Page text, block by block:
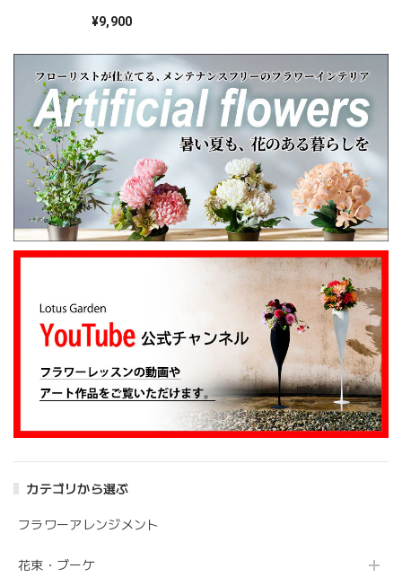
カテゴリから選ぶ
フラワーアレンジメント
花束・ブーケ
よりです。 温かいお言葉を励みに、これからも
のご利用を心よりお待ちしております。 このた
びは本当にありがとうございました。
心を伝える花 キモチ 「ありがとう ARIGATO」 6600
2025/02/07
姉の誕生日に花束を注文しました。 予め希望やイメージを
伝えたところ、レアなバラを入れて下さり、ワンランクアッ
プでハイセンスな華やかな花束を作ってくださいました。
姉も大変喜んでくれて、大満足です。 また、お願いしま
す。 安心してお願いできるお花屋さんです。
大変嬉しいレビューありがとうございます。 お
姉さんも喜んでくださり安心しました。 また、
よろしくお願いします。
アンティークブーケ（カビン付き）
2024/05/26
丁寧に梱包されていて、 配送の問題は特にありませんでし
¥9,900